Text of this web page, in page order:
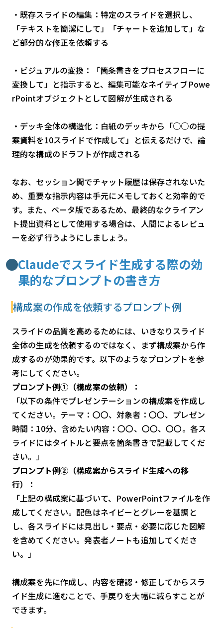
・既存スライドの編集：特定のスライドを選択し、
「テキストを簡潔にして」「チャートを追加して」な
ど部分的な修正を依頼する
・ビジュアルの変換：「箇条書きをプロセスフローに
変換して」と指示すると、編集可能なネイティブPowe
rPointオブジェクトとして図解が生成される
・デッキ全体の構造化：白紙のデッキから「○○の提
案資料を10スライドで作成して」と伝えるだけで、論
理的な構成のドラフトが作成される
なお、セッション間でチャット履歴は保存されないた
め、重要な指示内容は手元にメモしておくと効率的で
す。また、ベータ版であるため、最終的なクライアン
ト提出資料として使用する場合は、人間によるレビュ
ーを必ず行うようにしましょう。
Claudeでスライド生成する際の効
果的なプロンプトの書き方
構成案の作成を依頼するプロンプト例
スライドの品質を高めるためには、いきなりスライド
全体の生成を依頼するのではなく、まず構成案から作
成するのが効果的です。以下のようなプロンプトを参
考にしてください。
プロンプト例①（構成案の依頼）：
「以下の条件でプレゼンテーションの構成案を作成し
てください。テーマ：〇〇、対象者：〇〇、プレゼン
時間：10分、含めたい内容：〇〇、〇〇、〇〇。各ス
ライドにはタイトルと要点を箇条書きで記載してくだ
さい。」
プロンプト例②（構成案からスライド生成への移
行）：
「上記の構成案に基づいて、PowerPointファイルを作
成してください。配色はネイビーとグレーを基調と
し、各スライドには見出し・要点・必要に応じた図解
を含めてください。発表者ノートも追加してくださ
い。」
構成案を先に作成し、内容を確認・修正してからスラ
イド生成に進むことで、手戻りを大幅に減らすことが
できます。